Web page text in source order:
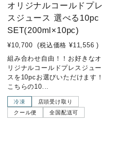
オリジナルコールドプレ
スジュース 選べる10pc
SET(200ml×10pc)
¥10,700 (税込価格 ¥11,556 )
組み合わせ自由！！お好きなオ
リジナルコールドプレスジュー
スを10pcお選びいただけます！
こちらの10...
冷凍
店頭受け取り
クール便
全国配送可